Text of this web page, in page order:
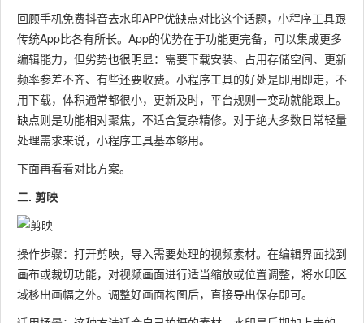
回顾手机免费抖音去水印APP优缺点对比这个话题，小程序工具跟
传统App比各有所长。App的优势在于功能更完备，可以集成更多
编辑能力，但劣势也很明显：需要下载安装、占用存储空间、更新
频率参差不齐、有些还要收费。小程序工具的好处是即用即走，不
用下载，体积通常都很小，更新及时，平台规则一变动就能跟上。
缺点则是功能相对聚焦，不适合复杂精修。对于绝大多数日常轻量
处理需求来说，小程序工具基本够用。
下面再看看对比方案。
二. 剪映
操作步骤：打开剪映，导入需要处理的视频素材。在编辑界面找到
画布或裁切功能，对视频画面进行适当缩放或位置调整，将水印区
域移出画幅之外。调整好画面构图后，直接导出保存即可。